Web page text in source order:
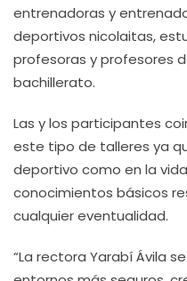
entrenadoras y
deportivos nicolaitas,
profesoras y profesores
bachillerato.
Las y los participantes
este tipo de talleres ya
deportivo como en la
conocimientos básicos
cualquier eventualidad.
“La rectora Yarabí Ávila